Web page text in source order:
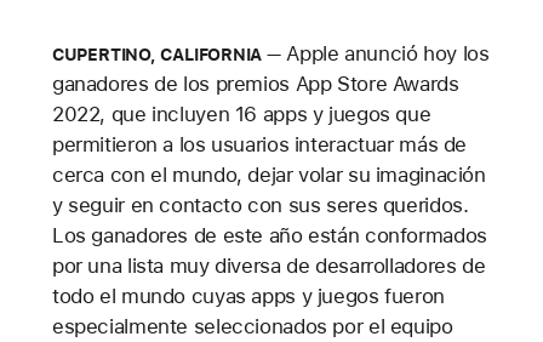
CUPERTINO, CALIFORNIA
Apple anunció hoy los
ganadores de los premios App Store Awards
2022, que incluyen 16 apps y juegos que
permitieron a los usuarios interactuar más de
cerca con el mundo, dejar volar su imaginación
y seguir en contacto con sus seres queridos.
Los ganadores de este año están conformados
por una lista muy diversa de desarrolladores de
todo el mundo cuyas apps y juegos fueron
especialmente seleccionados por el equipo